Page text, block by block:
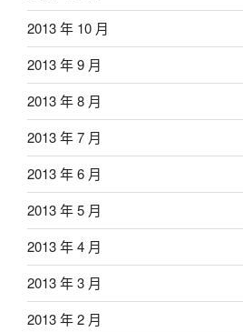
2013 年 10 月
2013 年 9 月
2013 年 8 月
2013 年 7 月
2013 年 6 月
2013 年 5 月
2013 年 4 月
2013 年 3 月
2013 年 2 月